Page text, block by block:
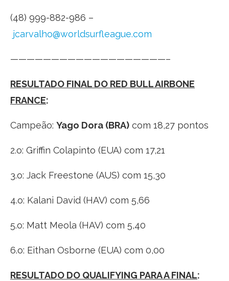
(48) 999-882-986 –
jcarvalho@worldsurfleague.com
———————————————————–
RESULTADO FINAL DO RED BULL AIRBONE
FRANCE:
Campeão: Yago Dora (BRA) com 18,27 pontos
2.o: Griffin Colapinto (EUA) com 17,21
3.o: Jack Freestone (AUS) com 15,30
4.o: Kalani David (HAV) com 5,66
5.o: Matt Meola (HAV) com 5,40
6.o: Eithan Osborne (EUA) com 0,00
RESULTADO DO QUALIFYING PARA A FINAL: